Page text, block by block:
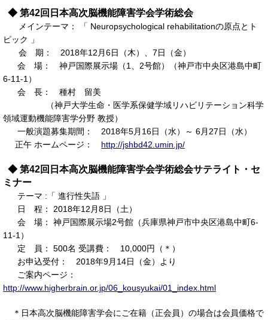
◆ 第42回日本高次脳機能障害学会学術総会
メインテーマ： 「 Neuropsychological rehabilitationの原点とト
ピック 」
会 期： 2018年12月6日（木）、7日（金）
会 場： 神戸国際展示場（1、2号館）（神戸市中央区港島中町
6-11-1）
会 長： 種村 留美
（神戸大学生命・医学系保健学域リハビリテーション科学
領域運動機能障害学分野 教授）
一般演題募集期間： 2018年5月16日（水）～ 6月27日（水）
正午 ホームページ： http://jshbd42.umin.jp/
◆ 第42回日本高次脳機能障害学会学術総会サテライト・セ
ミナー
テーマ :「 進行性失語 」
日 程： 2018年12月8日（土）
会 場： 神戸国際展示場2号館（兵庫県神戸市中央区港島中町6-
11-1）
定 員： 500名 受講費： 10,000円（＊）
お申込受付： 2018年9月14日（金）より
ご案内ページ：
http://www.higherbrain.or.jp/06_kousyukai/01_index.html
＊日本高次脳機能障害学会にご在籍（正会員）の場合は会員価格で